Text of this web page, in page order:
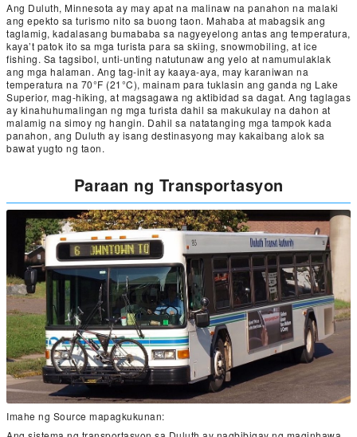
Ang Duluth, Minnesota ay may apat na malinaw na panahon na malaki
ang epekto sa turismo nito sa buong taon. Mahaba at mabagsik ang
taglamig, kadalasang bumababa sa nagyeyelong antas ang temperatura,
kaya’t patok ito sa mga turista para sa skiing, snowmobiling, at ice
fishing. Sa tagsibol, unti-unting natutunaw ang yelo at namumulaklak
ang mga halaman. Ang tag-init ay kaaya-aya, may karaniwan na
temperatura na 70°F (21°C), mainam para tuklasin ang ganda ng Lake
Superior, mag-hiking, at magsagawa ng aktibidad sa dagat. Ang taglagas
ay kinahuhumalingan ng mga turista dahil sa makukulay na dahon at
malamig na simoy ng hangin. Dahil sa natatanging mga tampok kada
panahon, ang Duluth ay isang destinasyong may kakaibang alok sa
bawat yugto ng taon.
Paraan ng Transportasyon
Imahe ng Source mapagkukunan: